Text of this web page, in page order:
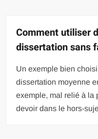
Comment utiliser
dissertation sans
Un exemple bien
dissertation moyenne
exemple, mal relié à la
devoir dans le hors-